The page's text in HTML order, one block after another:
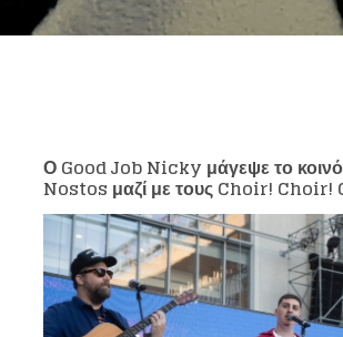
ΟGood Job Nicky μάγεψε το
Nostos μαζί με τουςChoir! Choir!